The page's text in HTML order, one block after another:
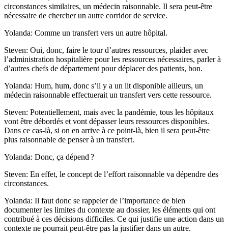
circonstances similaires, un médecin raisonnable. Il sera peut-être
nécessaire de chercher un autre corridor de service.
Yolanda: Comme un transfert vers un autre hôpital.
Steven: Oui, donc, faire le tour d’autres ressources, plaider avec
l’administration hospitalière pour les ressources nécessaires, parler à
d’autres chefs de département pour déplacer des patients, bon.
Yolanda: Hum, hum, donc s’il y a un lit disponible ailleurs, un
médecin raisonnable effectuerait un transfert vers cette ressource.
Steven: Potentiellement, mais avec la pandémie, tous les hôpitaux
vont être débordés et vont dépasser leurs ressources disponibles.
Dans ce cas-là, si on en arrive à ce point-là, bien il sera peut-être
plus raisonnable de penser à un transfert.
Yolanda: Donc, ça dépend ?
Steven: En effet, le concept de l’effort raisonnable va dépendre des
circonstances.
Yolanda: Il faut donc se rappeler de l’importance de bien
documenter les limites du contexte au dossier, les éléments qui ont
contribué à ces décisions difficiles. Ce qui justifie une action dans un
contexte ne pourrait peut-être pas la justifier dans un autre.